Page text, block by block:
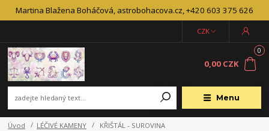
Martina Blažena Boháčová, astrobohacova.cz, +420 603 375 626
Menu
CZK
0
0,00 CZK
Úvod LÉČIVÉ KAMENY KŘIŠTÁL - SUROVINA